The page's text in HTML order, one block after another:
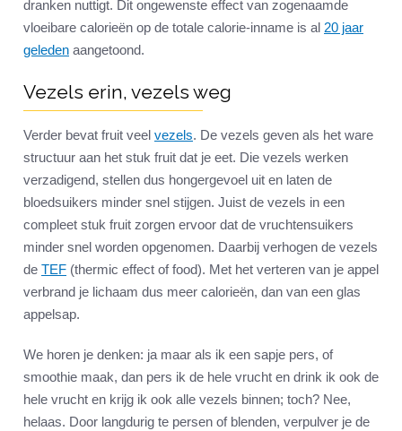
dranken nuttigt. Dit ongewenste effect van zogenaamde
vloeibare calorieën op de totale calorie-inname is al 20 jaar
geleden aangetoond.
Vezels erin, vezels weg
Verder bevat fruit veel vezels. De vezels geven als het ware
structuur aan het stuk fruit dat je eet. Die vezels werken
verzadigend, stellen dus hongergevoel uit en laten de
bloedsuikers minder snel stijgen. Juist de vezels in een
compleet stuk fruit zorgen ervoor dat de vruchtensuikers
minder snel worden opgenomen. Daarbij verhogen de vezels
de TEF (thermic effect of food). Met het verteren van je appel
verbrand je lichaam dus meer calorieën, dan van een glas
appelsap.
We horen je denken: ja maar als ik een sapje pers, of
smoothie maak, dan pers ik de hele vrucht en drink ik ook de
hele vrucht en krijg ik ook alle vezels binnen; toch? Nee,
helaas. Door langdurig te persen of blenden, verpulver je de